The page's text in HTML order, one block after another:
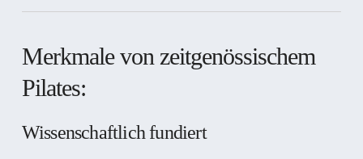
Merkmale von zeitgenössischem
Pilates:
Wissenschaftlich fundiert